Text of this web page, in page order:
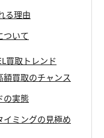
る理由
ついて
買取トレンド
買取のチャンス
の実態
ミングの見極め